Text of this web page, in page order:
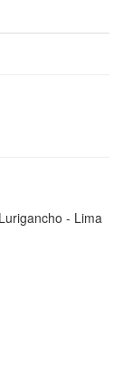
- Lima